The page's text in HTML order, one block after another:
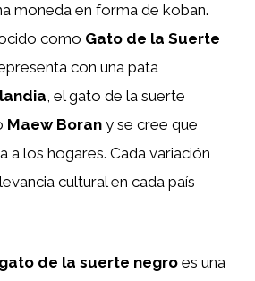
moneda en forma de koban.
como Gato de la Suerte
con una pata
, el gato de la suerte
Maew Boran y se cree que
a los hogares. Cada variación
cultural en cada país
gato de la suerte negro es una